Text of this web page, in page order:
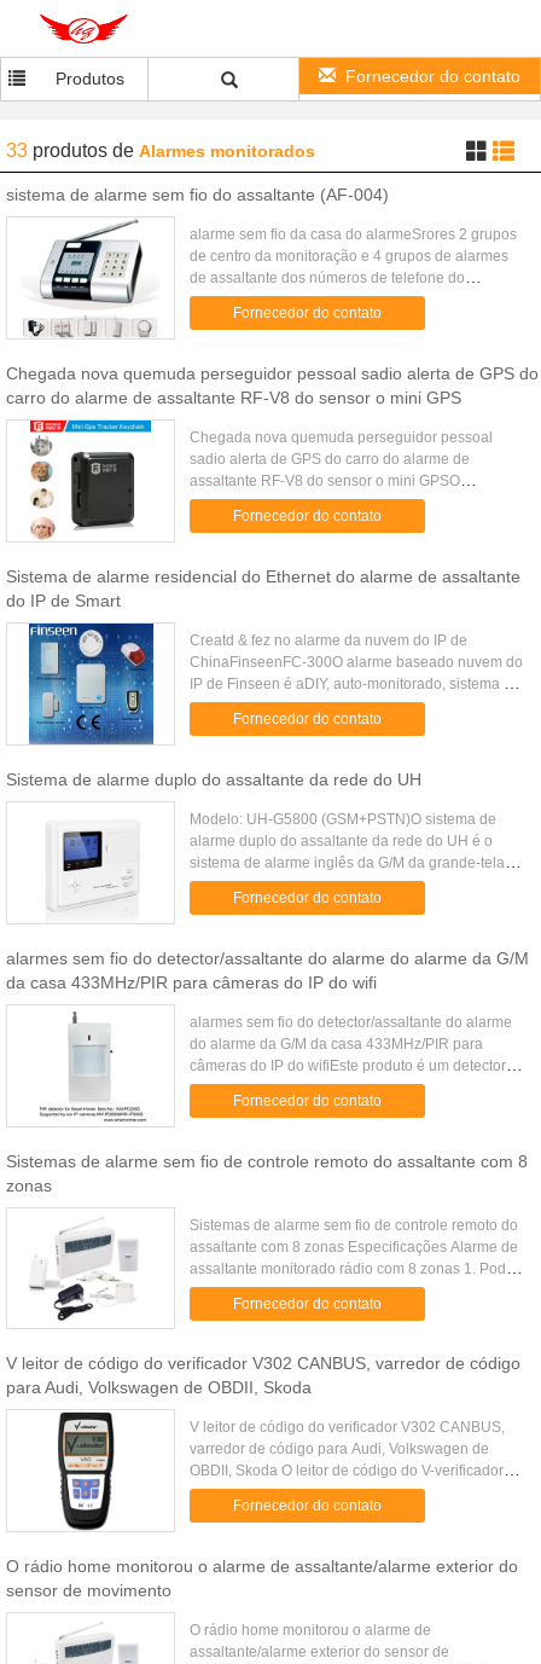
Produtos Fornecedor do contato
33 produtos de Alarmes monitorados
sistema de alarme sem fio do assaltante (AF-004)
alarme sem fio da casa do alarmeSrores 2 grupos
de centro da monitoração e 4 grupos de alarmes
de assaltante dos números de telefone do
usuárioFeatuers:1. Com bateria incorporado,
quando a falha de energia, a ...
Fornecedor do contato
Chegada nova quemuda perseguidor pessoal sadio alerta de GPS do
carro do alarme de assaltante RF-V8 do sensor o mini GPS
Chegada nova quemuda perseguidor pessoal
sadio alerta de GPS do carro do alarme de
assaltante RF-V8 do sensor o mini GPSO
perseguidor dos gps RF-V8 é projetado guardar
contra o roubo & o posicionamento para a ...
Fornecedor do contato
Sistema de alarme residencial do Ethernet do alarme de assaltante
do IP de Smart
Creatd & fez no alarme da nuvem do IP de
ChinaFinseenFC-300O alarme baseado nuvem do
IP de Finseen é aDIY, auto-monitorado, sistema de
alarme home controlado auto, comnenhuns taxas
mensais & nenhum contractsreq...
Fornecedor do contato
Sistema de alarme duplo do assaltante da rede do UH
Modelo: UH-G5800 (GSM+PSTN)O sistema de
alarme duplo do assaltante da rede do UH é o
sistema de alarme inglês da G/M da grande-tela
do LCD. É equipado com as tecnologias de rede
duplas e apropriado para o uso ...
Fornecedor do contato
alarmes sem fio do detector/assaltante do alarme do alarme da G/M
da casa 433MHz/PIR para câmeras do IP do wifi
alarmes sem fio do detector/assaltante do alarme
do alarme da G/M da casa 433MHz/PIR para
câmeras do IP do wifiEste produto é um detector
infravermelho passivo sem fio da estabilidade alta
(sensor de PIR). Usa ...
Fornecedor do contato
Sistemas de alarme sem fio de controle remoto do assaltante com 8
zonas
Sistemas de alarme sem fio de controle remoto do
assaltante com 8 zonas Especificações Alarme de
assaltante monitorado rádio com 8 zonas 1. Pode
ajustar 7 zonas padrão, 1 zona da emergência e 1
zona home 2. ...
Fornecedor do contato
V leitor de código do verificador V302 CANBUS, varredor de código
para Audi, Volkswagen de OBDII, Skoda
V leitor de código do verificador V302 CANBUS,
varredor de código para Audi, Volkswagen de
OBDII, Skoda O leitor de código do V-verificador
V302 é projetado especialmente proporcionar o
serviço do diagnóstico ...
Fornecedor do contato
O rádio home monitorou o alarme de assaltante/alarme exterior do
sensor de movimento
O rádio home monitorou o alarme de
assaltante/alarme exterior do sensor de